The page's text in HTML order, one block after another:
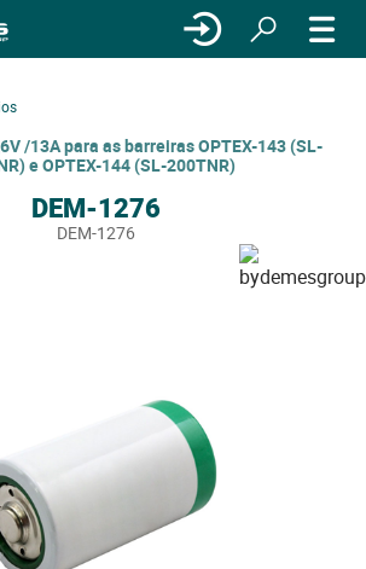
/13A para as barreiras OPTEX-143 (SL-
e OPTEX-144 (SL-200TNR)
DEM-1276
DEM-1276